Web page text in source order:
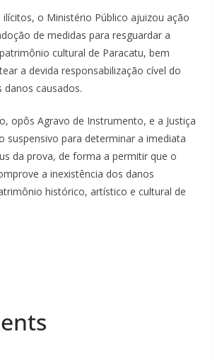
ilícitos, o Ministério Público ajuizou ação
de medidas para resguardar a
cultural de Paracatu, bem
a devida responsabilização cível do
danos causados.
opôs Agravo de Instrumento, e a Justiça
suspensivo para determinar a imediata
da prova, de forma a permitir que o
a inexistência dos danos
histórico, artístico e cultural de